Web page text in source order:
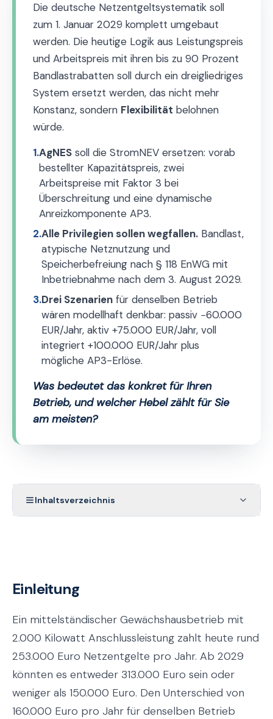
Die deutsche Netzentgeltsystematik soll
zum 1. Januar 2029 komplett umgebaut
werden. Die heutige Logik aus Leistungspreis
und Arbeitspreis mit ihren bis zu 90 Prozent
Bandlastrabatten soll durch ein dreigliedriges
System ersetzt werden, das nicht mehr
Konstanz, sondern Flexibilität belohnen
würde.
1.AgNES soll die StromNEV ersetzen: vorab
bestellter Kapazitätspreis, zwei
Arbeitspreise mit Faktor 3 bei
Überschreitung und eine dynamische
Anreizkomponente AP3.
2.Alle Privilegien sollen wegfallen. Bandlast,
atypische Netznutzung und
Speicherbefreiung nach § 118 EnWG mit
Inbetriebnahme nach dem 3. August 2029.
3.Drei Szenarien für denselben Betrieb
wären modellhaft denkbar: passiv −60.000
EUR/Jahr, aktiv +75.000 EUR/Jahr, voll
integriert +100.000 EUR/Jahr plus
mögliche AP3-Erlöse.
Was bedeutet das konkret für Ihren
Betrieb, und welcher Hebel zählt für Sie
am meisten?
Inhaltsverzeichnis
Einleitung
Ein mittelständischer Gewächshausbetrieb mit
2.000 Kilowatt Anschlussleistung zahlt heute rund
253.000 Euro Netzentgelte pro Jahr. Ab 2029
könnten es entweder 313.000 Euro sein oder
weniger als 150.000 Euro. Den Unterschied von
160.000 Euro pro Jahr für denselben Betrieb